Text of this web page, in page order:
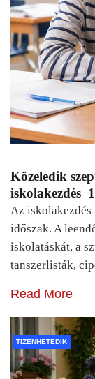
Közeledik
iskolakezdés
Az iskolakezdés
időszak. A
iskolatáskát, a
tanszerlisták,
Read More
TIZENHETEDIK